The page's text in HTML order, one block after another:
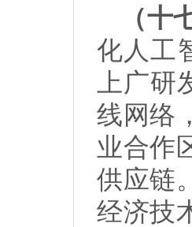
（
化人工
上广
线网络
业合作
供应链
经济技